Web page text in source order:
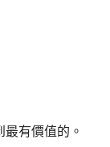
有價值的。